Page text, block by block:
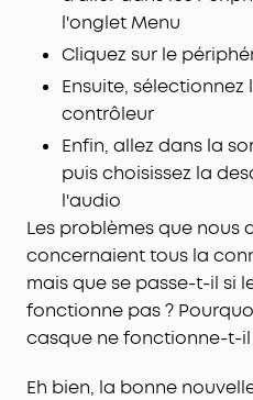
l'onglet Menu
Cliquez sur le
Ensuite,
contrôleur
Enfin, allez dans la
puis choisissez la
l'audio
Les problèmes que nous
concernaient tous la
mais que se passe-t-il si
fonctionne pas ?
casque ne fonctionne-t-il
Eh bien, la bonne